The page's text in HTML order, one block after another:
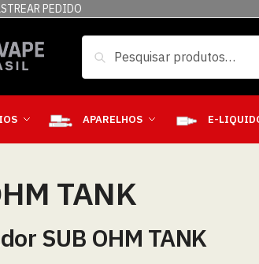
PEDIDO
APARELHOS E-
TANK
SUB OHM TANK